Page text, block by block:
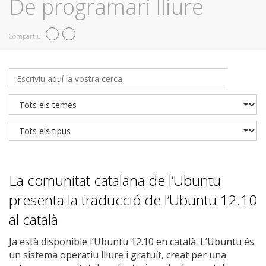
De programari lliure
Compartiu
La comunitat catalana de l’Ubuntu
presenta la traducció de l’Ubuntu 12.10
al català
Ja està disponible l’Ubuntu 12.10 en català. L’Ubuntu és
un sistema operatiu lliure i gratuït, creat per una